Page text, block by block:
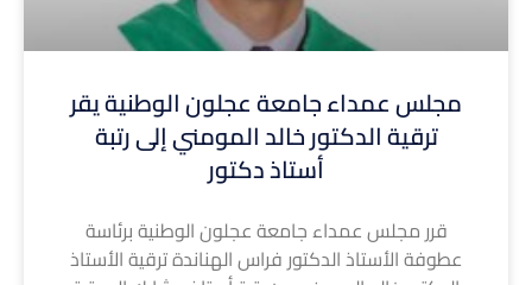
مجلس عمداء جامعة عجلون الوطنية يقر
ترقية الدكتور خالد المومني إلى رتبة
أستاذ دكتور
قرر مجلس عمداء جامعة عجلون الوطنية برئاسة
عطوفة الأستاذ الدكتور فراس الهناندة ترقية الأستاذ